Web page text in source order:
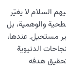
السلام لا يغيّر
والوهمية، بل
مستحيل. عندها،
الدنيوية
هدفه